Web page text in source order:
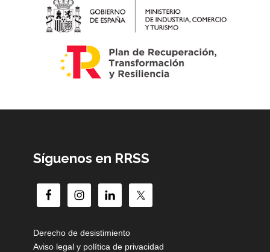
Síguenos en RRSS
Derecho de desistimiento
Aviso legal y política de privacidad